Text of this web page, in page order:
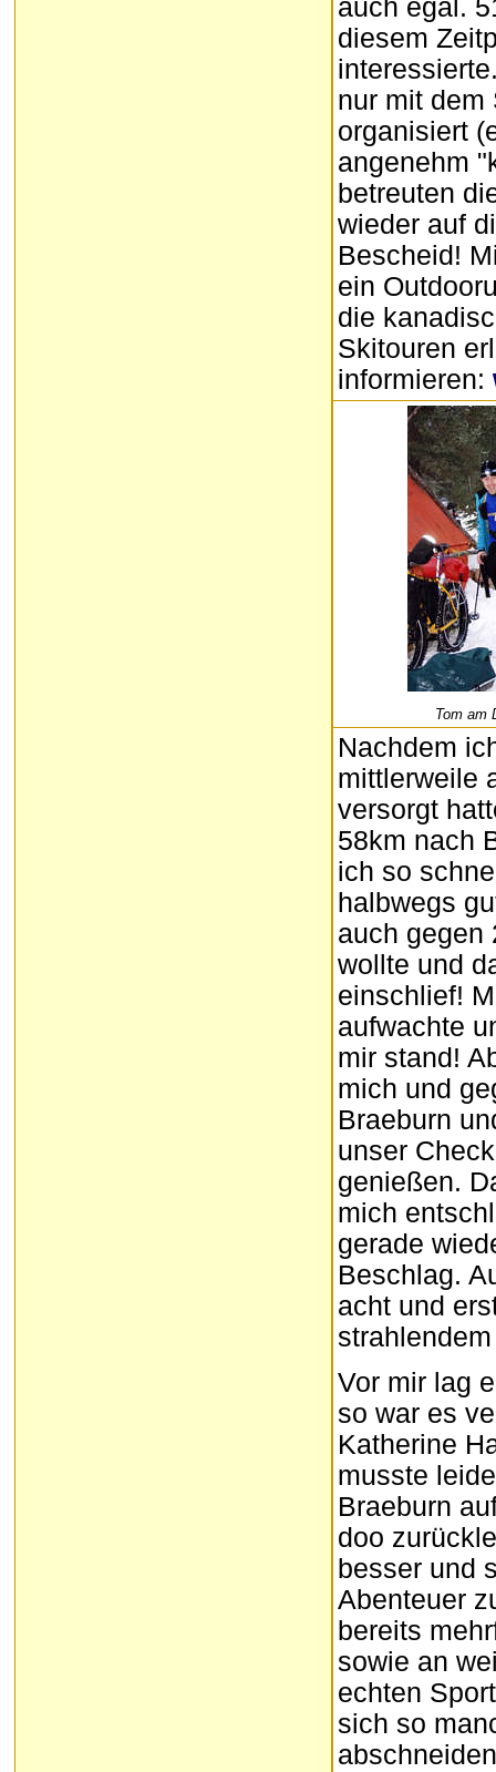
auch egal.
diesem
nur mit dem
organisiert
angenehm
betreuten
wieder auf
Bescheid!
ein
die
Skitouren
informieren:
Tom am
Nachdem
mittlerweile
versorgt
58km nach
ich so
halbwegs
auch gegen
wollte und
einschlief!
aufwachte
mir stand!
mich und
Braeburn
unser
genießen.
mich
gerade
Beschlag.
acht und
Vor mir lag
so war es
Katherine
musste
Braeburn
doo
besser und
Abenteuer
bereits
sowie an
echten
sich so